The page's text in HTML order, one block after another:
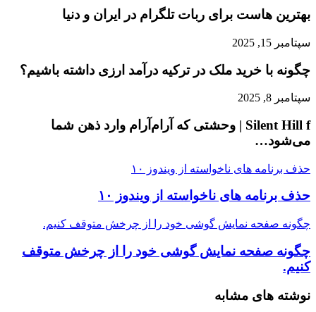
بهترین هاست برای ربات تلگرام در ایران و دنیا
سپتامبر 15, 2025
چگونه با خرید ملک در ترکیه درآمد ارزی داشته باشیم؟
سپتامبر 8, 2025
Silent Hill f | وحشتی که آرام‌آرام وارد ذهن شما
می‌شود…
حذف برنامه های ناخواسته از ویندوز ۱۰
حذف برنامه های ناخواسته از ویندوز ۱۰
چگونه صفحه نمایش گوشی خود را از چرخش متوقف کنیم.
چگونه صفحه نمایش گوشی خود را از چرخش متوقف
کنیم.
نوشته های مشابه